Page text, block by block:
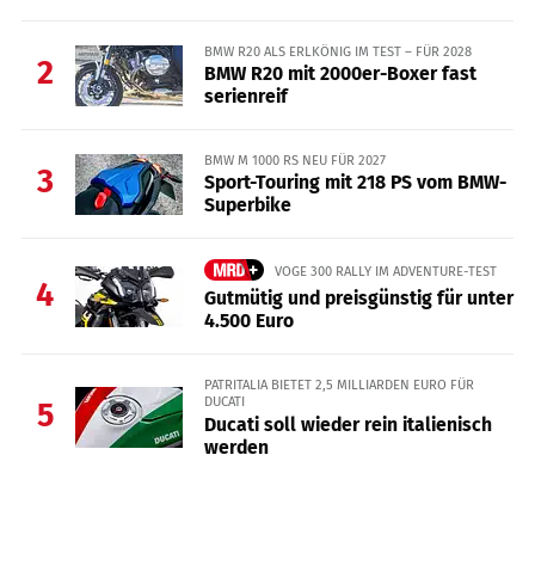
2
BMW R20 ALS ERLKÖNIG IM TEST – FÜR 2028
BMW R20 mit 2000er-Boxer fast
serienreif
3
BMW M 1000 RS NEU FÜR 2027
Sport-Touring mit 218 PS vom BMW-
Superbike
4
VOGE 300 RALLY IM ADVENTURE-TEST
Gutmütig und preisgünstig für unter
4.500 Euro
5
PATRITALIA BIETET 2,5 MILLIARDEN EURO FÜR
DUCATI
Ducati soll wieder rein italienisch
werden